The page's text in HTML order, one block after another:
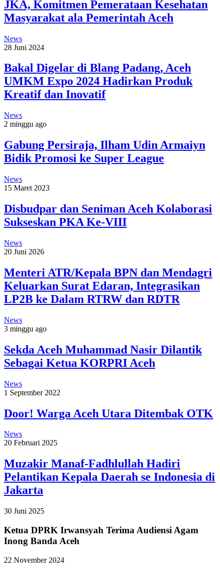
JKA, Komitmen Pemerataan Kesehatan
Masyarakat ala Pemerintah Aceh
News
28 Juni 2024
Bakal Digelar di Blang Padang, Aceh
UMKM Expo 2024 Hadirkan Produk
Kreatif dan Inovatif
News
2 minggu ago
Gabung Persiraja, Ilham Udin Armaiyn
Bidik Promosi ke Super League
News
15 Maret 2023
Disbudpar dan Seniman Aceh Kolaborasi
Sukseskan PKA Ke-VIII
News
20 Juni 2026
Menteri ATR/Kepala BPN dan Mendagri
Keluarkan Surat Edaran, Integrasikan
LP2B ke Dalam RTRW dan RDTR
News
3 minggu ago
Sekda Aceh Muhammad Nasir Dilantik
Sebagai Ketua KORPRI Aceh
News
1 September 2022
Door! Warga Aceh Utara Ditembak OTK
News
20 Februari 2025
Muzakir Manaf-Fadhlullah Hadiri
Pelantikan Kepala Daerah se Indonesia di
Jakarta
30 Juni 2025
Ketua DPRK Irwansyah Terima Audiensi Agam
Inong Banda Aceh
22 November 2024